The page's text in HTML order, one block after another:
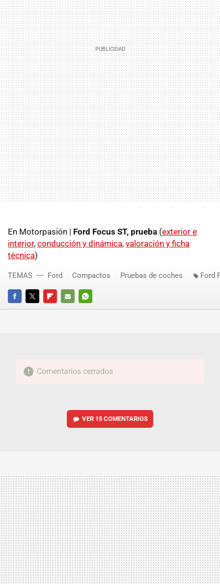
En Motorpasión | Ford Focus ST, prueba (exterior e
interior, conducción y dinámica, valoración y ficha
técnica)
FACEBOOKTWITTERFLIPBOARD
E-
WHATSAPP
TEMAS Ford Compactos Pruebas de coches Ford
Comentarios cerrados
VER 15 COMENTARIOS